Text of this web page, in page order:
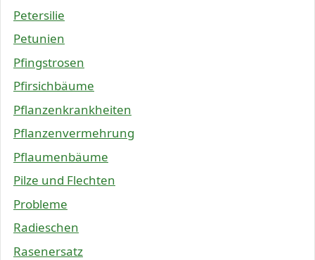
Petersilie
Petunien
Pfingstrosen
Pfirsichbäume
Pflanzenkrankheiten
Pflanzenvermehrung
Pflaumenbäume
Pilze und Flechten
Probleme
Radieschen
Rasenersatz